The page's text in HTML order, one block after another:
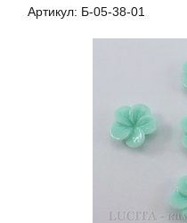
Артикул: Б-05-38-01